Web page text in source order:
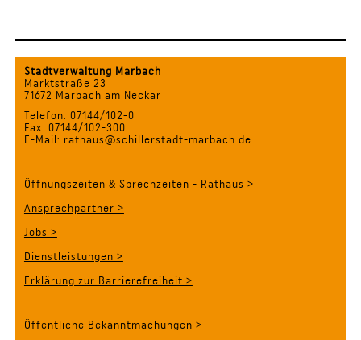
Stadtverwaltung Marbach
Marktstraße 23
71672 Marbach am Neckar
Telefon: 07144/102-0
Fax: 07144/102-300
E-Mail: rathaus@schillerstadt-marbach.de
Öffnungszeiten & Sprechzeiten - Rathaus >
Ansprechpartner >
Jobs >
Dienstleistungen >
Erklärung zur Barrierefreiheit >
Öffentliche Bekanntmachungen >